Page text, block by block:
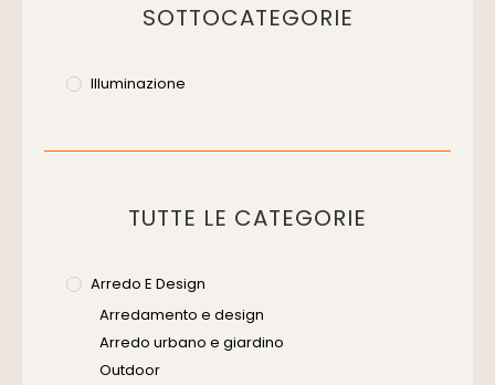
SOTTOCATEGORIE
Illuminazione
TUTTE LE CATEGORIE
Arredo E Design
Arredamento e design
Arredo urbano e giardino
Outdoor